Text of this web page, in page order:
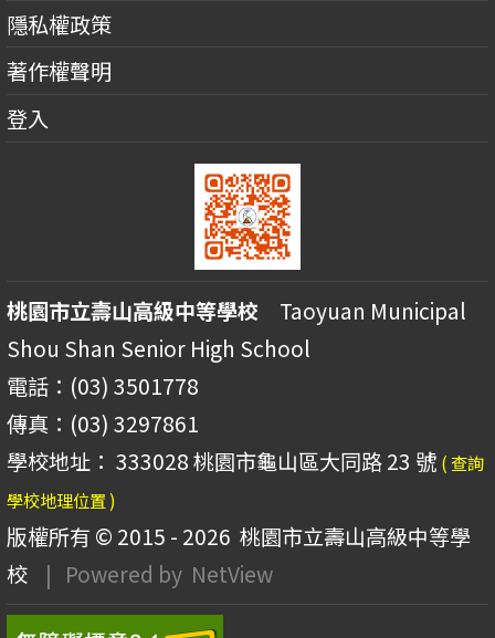
隱私權政策
著作權聲明
登入
桃園市立壽山高級中等學校 Taoyuan Municipal
Shou Shan Senior High School
電話：(03) 3501778
傳真：(03) 3297861
學校地址： 333028 桃園市龜山區大同路 23 號 ( 查詢
學校地理位置 )
版權所有 © 2015 - 2026 桃園市立壽山高級中等學
校
| Powered by NetView